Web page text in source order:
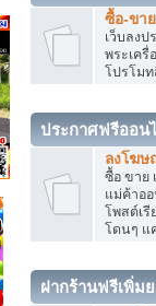
ซื้อ-ขา
เว็บลง
พระเครื่
โปรโม
ประกาศฟรีออน
ลงโฆษ
ซื้อ ขาย
แม่ค้าอ
โพสต์เรี
โดนๆ แ
ฝากร้านฟรีเพิ่ม